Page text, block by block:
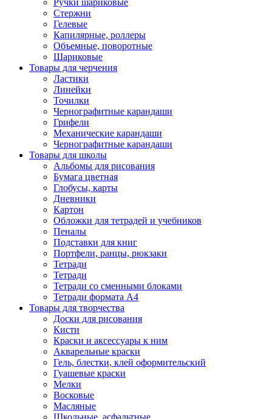
Ручки шариковые
Стержни
Гелевые
Капилярные, роллеры
Объемные, поворотные
Шариковые
Товары для черчения
Ластики
Линейки
Точилки
Чернографитные карандаши
Грифели
Механические карандаши
Чернографитные карандаши
Товары для школы
Альбомы для рисования
Бумага цветная
Глобусы, карты
Дневники
Картон
Обложки для тетрадей и учебников
Пеналы
Подставки для книг
Портфели, ранцы, рюкзаки
Тетради
Тетради
Тетради со сменными блоками
Тетради формата А4
Товары для творчества
Доски для рисования
Кисти
Краски и аксессуары к ним
Акварельные краски
Гель, блестки, клей оформительский
Гуашевые краски
Мелки
Восковые
Масляные